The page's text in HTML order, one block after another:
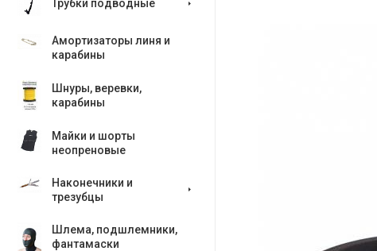
Трубки подводные
Амортизаторы линя и
карабины
Шнуры, веревки,
карабины
Майки и шорты
неопреновые
Наконечники и
трезубцы
Шлема, подшлемники,
фантамаски